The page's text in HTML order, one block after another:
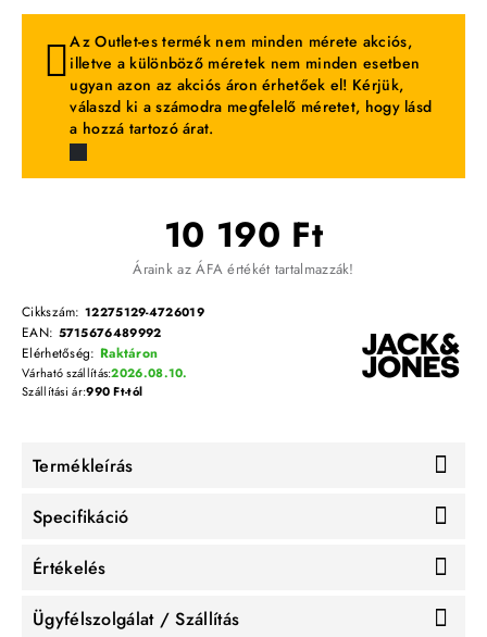
10 190 Ft
Áraink az ÁFA értékét tartalmazzák!
Cikkszám: 12275129-4726019
EAN: 5715676489992
Elérhetőség: Raktáron
Várható szállítás:2026.08.10.
Szállítási ár:990 Ft-tól
Az Outlet-es termék nem minden mérete akciós,
illetve a különböző méretek nem minden esetben
ugyan azon az akciós áron érhetőek el! Kérjük,
válaszd ki a számodra megfelelő méretet, hogy lásd
a hozzá tartozó árat.
Termékleírás
Specifikáció
Értékelés
Ügyfélszolgálat / Szállítás